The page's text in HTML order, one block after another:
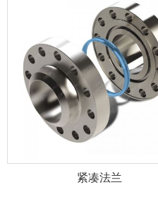
紧凑法兰